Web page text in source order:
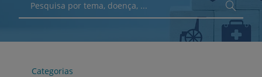
CUF Academic Center
Sobre nós
Pesquisa por tema, doença, ...
Categorias